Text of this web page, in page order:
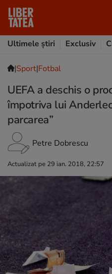
Ultimele știri
Exclusiv
|Sport|Fotbal
UEFA a deschis o
împotriva lui
parcarea”
Petre Dobrescu
Actualizat pe 29 ian. 2018, 22:57